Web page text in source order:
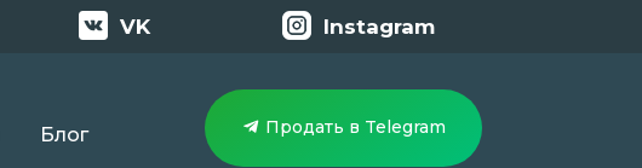
VK Instagram
Блог Продать в Telegram